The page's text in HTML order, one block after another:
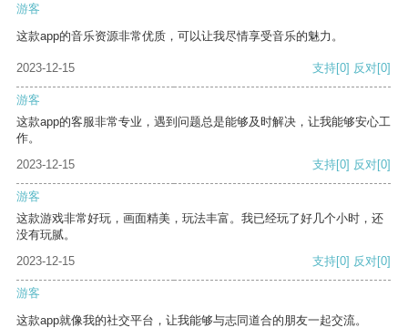
游客
这款app的音乐资源非常优质，可以让我尽情享受音乐的魅力。
2023-12-15 支持[0] 反对[0]
游客
这款app的客服非常专业，遇到问题总是能够及时解决，让我能够安心工
作。
2023-12-15
支持[0] 反对[0]
游客
这款游戏非常好玩，画面精美，玩法丰富。我已经玩了好几个小时，还
没有玩腻。
2023-12-15
支持[0] 反对[0]
游客
这款app就像我的社交平台，让我能够与志同道合的朋友一起交流。